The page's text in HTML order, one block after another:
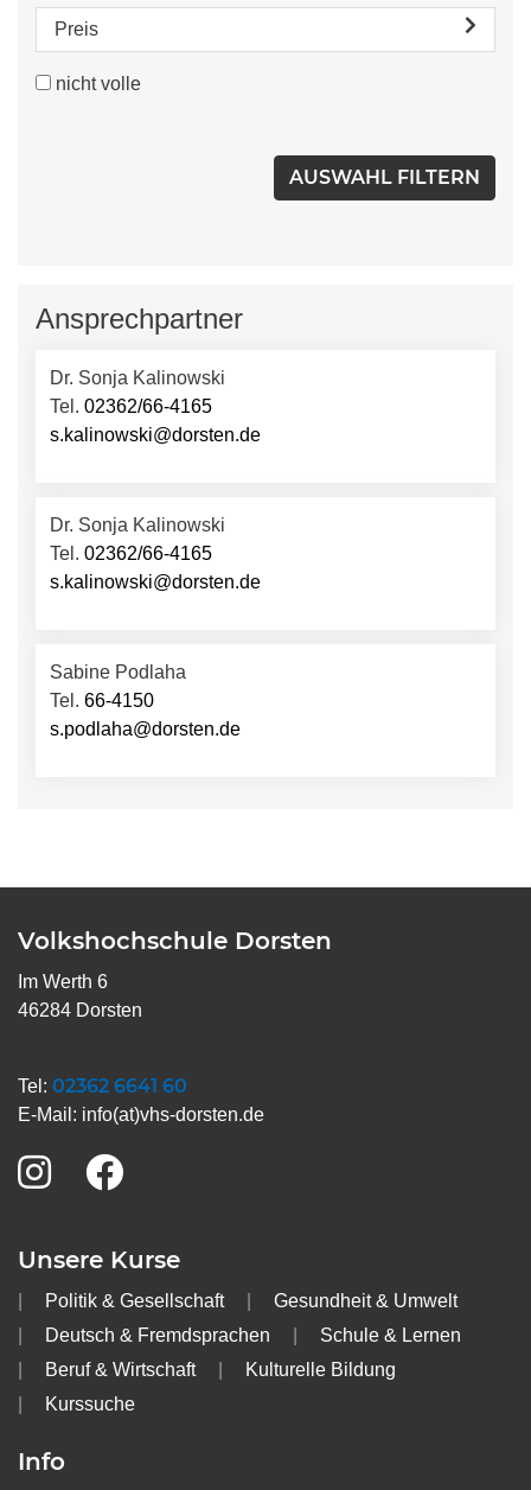
Preis
nicht volle
Ansprechpartner
Dr. Sonja Kalinowski
Tel. 02362/66-4165
s.kalinowski@dorsten.de
Dr. Sonja Kalinowski
Tel. 02362/66-4165
s.kalinowski@dorsten.de
Sabine Podlaha
Tel. 66-4150
s.podlaha@dorsten.de
Volkshochschule Dorsten
Im Werth 6
46284 Dorsten
Tel: 02362 6641 60
E-Mail: info(at)vhs-dorsten.de
Unsere Kurse
Politik & Gesellschaft
Gesundheit & Umwelt
Deutsch & Fremdsprachen
Schule & Lernen
Beruf & Wirtschaft
Kulturelle Bildung
Kurssuche
Info